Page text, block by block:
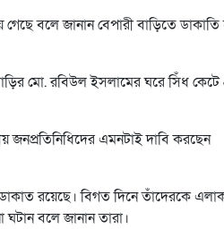
গেছে বলে জানান বেপারী বাড়িতে
মো. রবিউল ইসলামের ঘরে সিঁধ কেটে
জনপ্রতিনিধিদের এমনটাই দাবি করছেন
রয়েছে। বিগত দিনে তাঁদেরকে
বলে জানান তারা।